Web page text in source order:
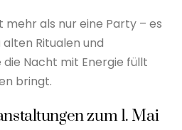
mehr als nur eine Party – es
Ritualen und
Nacht mit Energie füllt
bringt.
zum 1. Mai